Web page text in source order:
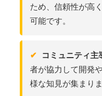
ため、信頼性が高
可能です。
コミュニティ主
者が協力して開発
様な知見が集まりま